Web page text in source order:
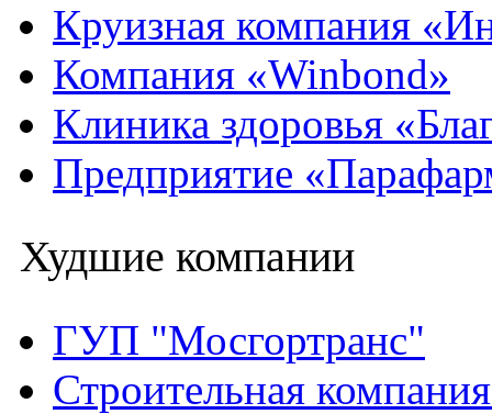
Круизная компания
Компания «Winbond»
Клиника здоровья
Предприятие
Худшие компании
ГУП "Мосгортранс"
Строительная